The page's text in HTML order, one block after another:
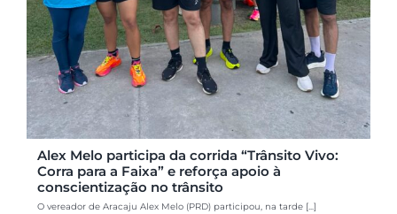
Alex Melo participa da corrida “Trânsito Vivo:
Corra para a Faixa” e reforça apoio à
conscientização no trânsito
O vereador de Aracaju Alex Melo (PRD) participou, na tarde [...]